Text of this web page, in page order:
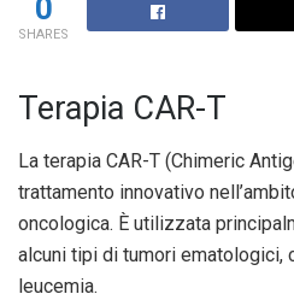
0
SHARES
Terapia CAR-T
La terapia CAR-T (Chimeric
trattamento innovativo
oncologica. È utilizzata
alcuni tipi di tumori ematologici,
leucemia.